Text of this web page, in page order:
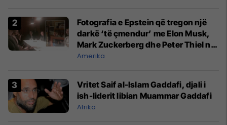
Fotografia e Epstein që tregon një
darkë ‘të çmendur’ me Elon Musk,
Mark Zuckerberg dhe Peter Thiel në
vitin 2015
Amerika
Vritet Saif al-Islam Gaddafi, djali i
ish-liderit libian Muammar Gaddafi
Afrika